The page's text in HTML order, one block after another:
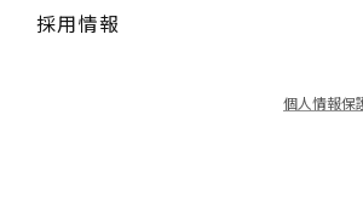
採用情報
個人情報保